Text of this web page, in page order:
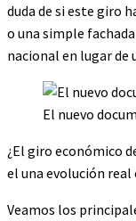
duda de si este giro
o una simple
nacional en lugar de
El nuevo
¿El giro económico
el una evolución real
Veamos los